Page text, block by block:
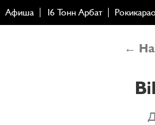
Афиша 16 Тонн Арбат
←